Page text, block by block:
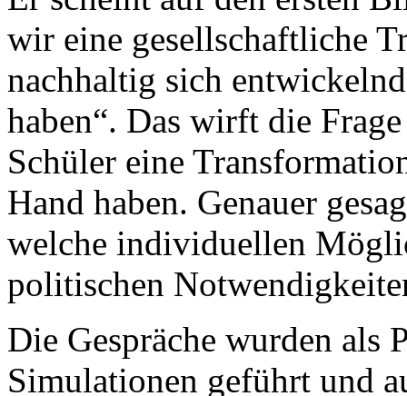
wir eine gesellschaftliche
nachhaltig sich
haben“. Das wirft die
Schüler eine
Hand haben. Genauer
welche individuellen
politischen
Die Gespräche wurden als
Simulationen geführt und